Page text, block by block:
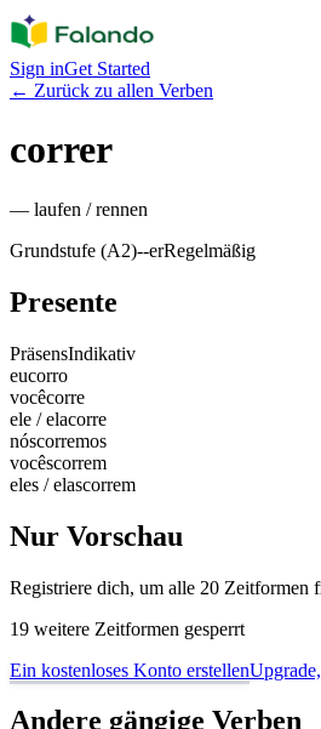
Sign inGet Started
← Zurück zu allen Verben
correr
— laufen / rennen
Grundstufe (A2)--erRegelmäßig
Presente
PräsensIndikativ
eucorro
vocêcorre
ele / elacorre
nóscorremos
vocêscorrem
eles / elascorrem
Nur Vorschau
Registriere dich, um alle 20 Zeitformen
19 weitere Zeitformen gesperrt
Ein kostenloses Konto erstellen
Andere gängige Verben